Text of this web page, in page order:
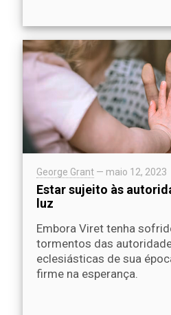
George Grant — maio 12, 2023
Estar sujeito às
luz
Embora Viret tenha
tormentos das
eclesiásticas de sua
firme na esperança.